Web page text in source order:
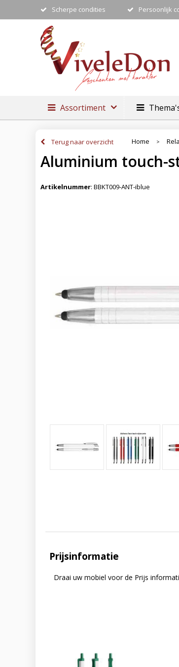
Scherpe condities Persoonlijk
Assortiment
Terug naar overzicht Home >
Aluminium touch-
Artikelnummer: BBKT009-ANT-iblue
Prijsinformatie
Draai uw mobiel voor de Prijs